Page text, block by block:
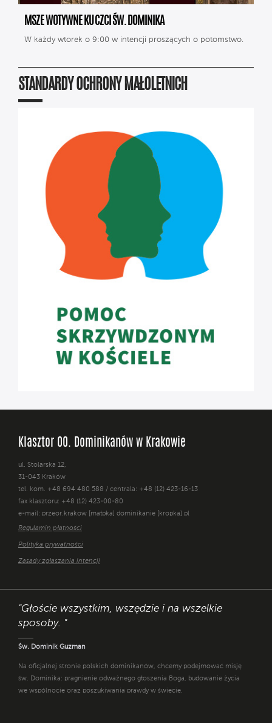
MSZE WOTYWNE KU CZCI ŚW. DOMINIKA
W każdy wtorek o 9:00 w intencji proszących o potomstwo.
STANDARDY OCHRONY MAŁOLETNICH
Klasztor OO. Dominikanów w Krakowie
ul. Stolarska 12,
31-043 Kraków
tel. kom. +48 694 480 588 / centrala: +48 (12) 423-16-13
fax klasztoru: +48 (12) 423-00-80
e-mail: przeor.krakow [małpka] dominikanie [kropka] pl
Regulamin płatności
Polityka prywatności
Zasady zgłaszania intencji
"Głoście wszystkim, wszędzie i na wszelkie
sposoby. "
Św. Dominik Guzman
Na oficjalnej stronie polskich dominikanów, chcemy podejmować misję
św. Dominika: pragnienie odważnego głoszenia Boga, budowanie życia
we wspólnocie oraz poszukiwania prawdy w świecie.